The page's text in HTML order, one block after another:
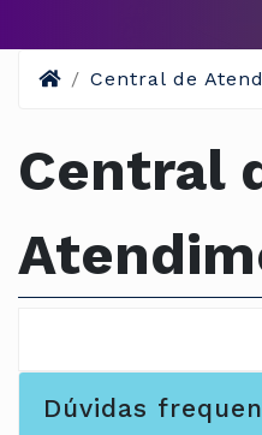
Central de
Central
Dúvidas